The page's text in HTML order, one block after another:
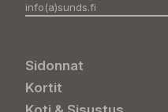
info(a)sunds.fi
Sidonnat
Kortit